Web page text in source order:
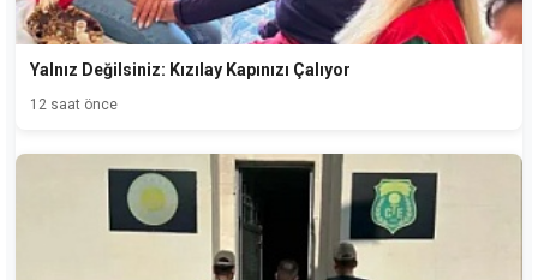
Yalnız Değilsiniz: Kızılay Kapınızı Çalıyor
12 saat önce